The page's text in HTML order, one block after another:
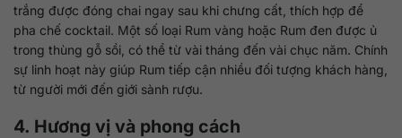
trắng được đóng chai ngay sau khi chưng cất, thích hợp để
pha chế cocktail. Một số loại Rum vàng hoặc Rum đen được ủ
trong thùng gỗ sồi, có thể từ vài tháng đến vài chục năm. Chính
sự linh hoạt này giúp Rum tiếp cận nhiều đối tượng khách hàng,
từ người mới đến giới sành rượu.
4. Hương vị và phong cách